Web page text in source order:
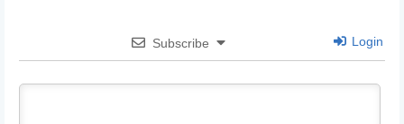
Subscribe Login